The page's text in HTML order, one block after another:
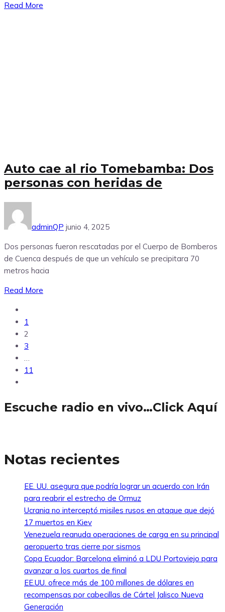
Read More
Auto cae al rio Tomebamba: Dos
personas con heridas de
adminQP junio 4, 2025
Dos personas fueron rescatadas por el Cuerpo de Bomberos
de Cuenca después de que un vehículo se precipitara 70
metros hacia
Read More
1
2
3
…
11
Escuche radio en vivo…Click Aquí
Notas recientes
EE. UU. asegura que podría lograr un acuerdo con Irán
para reabrir el estrecho de Ormuz
Ucrania no interceptó misiles rusos en ataque que dejó
17 muertos en Kiev
Venezuela reanuda operaciones de carga en su principal
aeropuerto tras cierre por sismos
Copa Ecuador: Barcelona eliminó a LDU Portoviejo para
avanzar a los cuartos de final
EE.UU. ofrece más de 100 millones de dólares en
recompensas por cabecillas de Cártel Jalisco Nueva
Generación